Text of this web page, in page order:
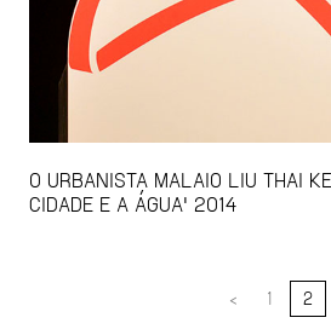
O URBANISTA MALAIO LIU THAI
CIDADE E A ÁGUA' 2014
< 1 2